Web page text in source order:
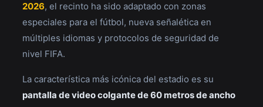
2026, el recinto ha sido adaptado con zonas
especiales para el fútbol, nueva señalética en
múltiples idiomas y protocolos de seguridad de
nivel FIFA.
La característica más icónica del estadio es su
pantalla de video colgante de 60 metros de ancho